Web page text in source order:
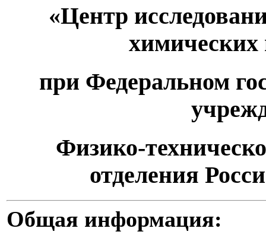
«Центр
химических
при Федеральном
Физико-
отделения
Общая информация: